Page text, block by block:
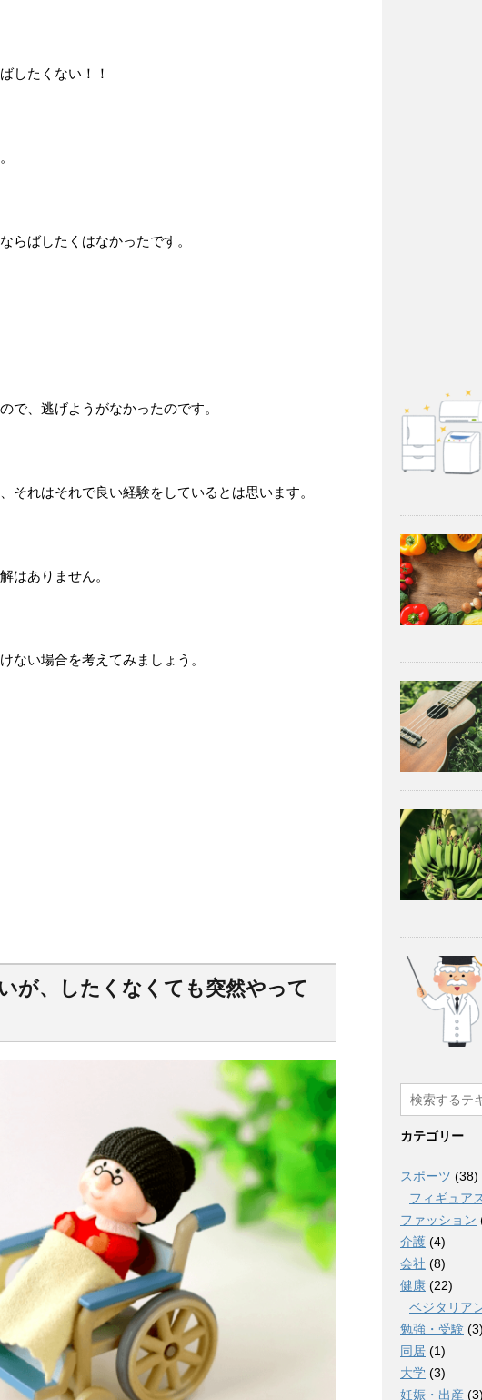
したくない！！
らばしたくはなかったです。
で、逃げようがなかったのです。
それはそれで良い経験をしているとは思います。
はありません。
ない場合を考えてみましょう。
が、したくなくても突然やって
カテゴリー
スポーツ (38)
フィギュア
ファッション
介護 (4)
会社 (8)
健康 (22)
ベジタリア
勉強・受験 (3)
同居 (1)
大学 (3)
妊娠・出産 (3)